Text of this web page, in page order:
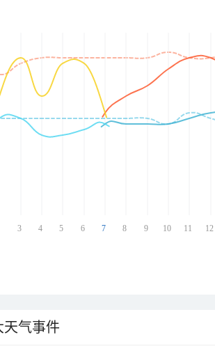
3 4 5 6 7 8 9 10 11 12
天气事件